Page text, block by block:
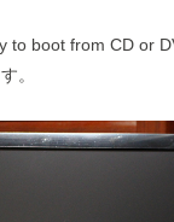
to boot from CD or
。